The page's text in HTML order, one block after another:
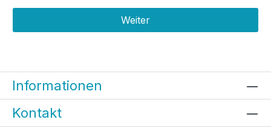
Weiter
Informationen
Kontakt